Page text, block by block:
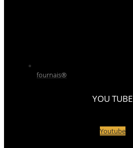
fournais®
YOU TUBE
Youtube